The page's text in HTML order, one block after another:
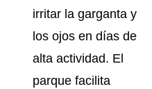
irritar la garganta y
los ojos en días de
alta actividad. El
parque facilita